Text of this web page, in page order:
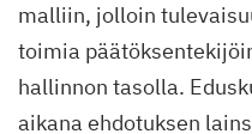
malliin, jolloin
toimia
hallinnon tasolla.
aikana ehdotuksen